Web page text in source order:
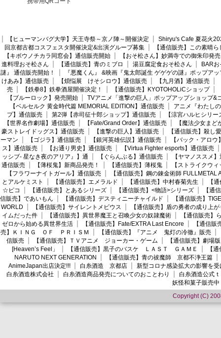
【ヒューマンバグ大学】天王寺祭～京ノ陣～開催決定
Shiryu's Cafe 夏花火
回京都古都コスフェスタ開催決定&出演グループ募集
【通信販売】この素晴
【キボウノチカラ同窓会】通信販売開始
【おそ松さん】妙満寺での御朱印発売
進料理おそ松さん
【通信販売】青のミブロ 湯豆腐定食おそ松さん
BAR
謎』 通信販売開始！
『悪魔くん』 &映画『鬼太郎誕生 ゲゲゲの謎』ポップア
けあみ】通信販売
【煩悩展 けそシロウ】通信販売 【九月酒】通信販売
売
【鉄拳8】鉄拳酒屋開催決定！ 【通信販売】KYOTOHOLiCショップ
【ブルーロック】発売開始
TVアニメ「進撃の巨人」ポップアップショップ&
【ベルセルク 黄金時代篇 MEMORIAL EDITION】通信販売
アニメ『わたし
プ】通信販売
第2弾【赤司征十郎ショップ】通信販売
【涼宮ハルヒシリ
【世界名作劇場】通信販売
【Fate/Grand Order】通信販売
【魔法少女ま
豪ストレイドッグス】通信販売
【進撃の巨人】通信販売
【通信販売】殺し愛
ーマン
【ゴジラ】通信販売 【銀河英雄伝説】通信販売
【バック・アロウ
ス】通信販売
【お通り男史】通信販売
【Virtua Fighter esports】通信販売
ッシブ- 星なき夜のアリア』】通
【ぐらんぶる】通信販売
【ヤマノススメ
通信販売
【薄桜鬼】新商品発売！ 【通信販売】薄桜鬼
【ストライクウ
【フラワーナイトガール】通信販売
【通信販売】鋼の錬金術師 FULLMETAL
とアルケミスト
【通信販売】エメラルド 【通信販売】中村春菊先生
【
☆ピコ
【通信販売】とあるシリーズ 【通信販売】<物語>シリーズ
【通
信販売】であいもん
【通信販売】デスティニーチャイルド
【通信販売】
WORLD
【通信販売】サイレントメビウス
【通信販売】盾の勇者の成り上が
イムだった件
【通信販売】異世界魔王と召喚少女の奴隷魔術
【通信販売】
ゼロから始める異世界生活
【通信販売】Fate/EXTRA Last Encore
【通信
売】ＫＩＮＧ ＯＦ ＰＲＩＳＭ
【通信販売】『アニメ 鬼灯の冷徹』販売
信販売
【通信販売】ＴＶアニメ ジョーカー・ゲーム
【通信販売】劇場
[Heaven’s Feel」
【通信販売】黒子のバスケ ＬＡＳＴ ＧＡＭＥ
【
NARUTO NEXT GENERATION
【通信販売】青の祓魔師 京都不浄王篇
AnimeJapan出店決定!!!
白糸酒造 京都店
新型コロナ感染拡大の影響を
白糸酒造株式会社
白糸酒造商品発売についてのおことわり
白糸酒造公式
妖怪和菓子販売中
Copyright (C)